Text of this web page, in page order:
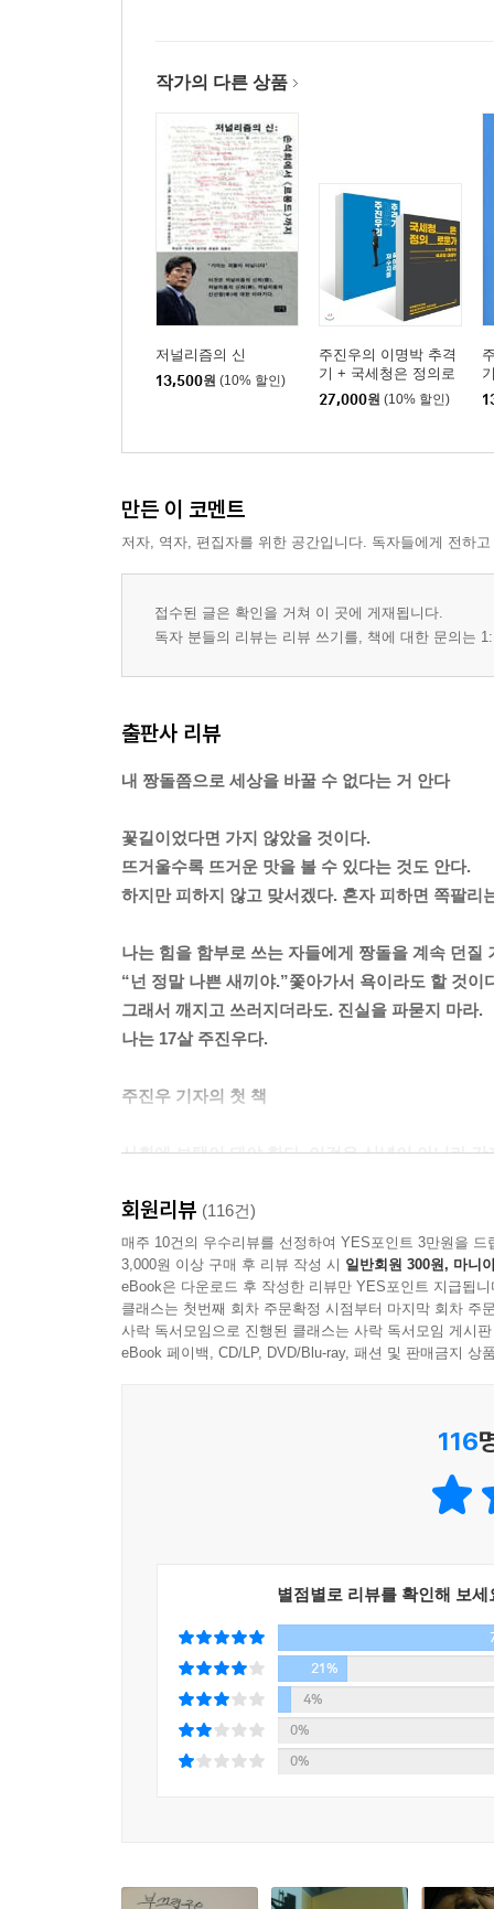
[기사] 싸움과 소송이 충만한 순복음교회
[팩트] 사탄 기자가 되다
[기사] ‘큰 주먹’을 사랑하다
[팩트] 십일조를 발명하다
[꼼꼼한 뒷얘기] 조양은 전도사, 김태촌 형제님
[기사] 정진석, 추기경이 된 진짜 이유?
[팩트] 박근혜를 사랑하는 주교들
[꼼꼼한 뒷얘기] 신부님 신부님 함세웅 신부님
[팩트] 그들은 악마였다
[팩트] 조선일보의 대한민국
[기사]시대의 목격자 PD수첩 사라지나
[기사]이명박이 경준에게 대신 감방 가라 했다
[팩트] 뉴클리어 밤, 지금은 불발탄
[기사] “이명박 이름 빼주면 구형량을 3년으로 맞춰
[팩트] 역사의 파도 하나
우리는 노무현을 아직 보내지 않았다
[기사] “아이들이 정치를 사랑하게 하리라”
[팩트] 위에서 내려 보는 자와 옆에서 바라보는 자
[꼼꼼한 뒷얘기] 목욕탕
[기사] 검찰은 항복선언 요구했다
작가의 다른 상품
저널리즘의 신
13,500원 (10% 할인)
주진우의 이명박 추격
기 + 국세청은 정의로
운가
27,000원 (10% 할인)
만든 이 코멘트
저자, 역자, 편집자를 위한 공간입니다. 독자들에게 전하
접수된 글은 확인을 거쳐 이 곳에 게재됩니다.
독자 분들의 리뷰는 리뷰 쓰기를, 책에 대한 문의는
출판사 리뷰
내 짱돌쯤으로 세상을 바꿀 수 없다는 거 안다
꽃길이었다면 가지 않았을 것이다.
뜨거울수록 뜨거운 맛을 볼 수 있다는 것도 안다.
하지만 피하지 않고 맞서겠다. 혼자 피하면 쪽팔리
나는 힘을 함부로 쓰는 자들에게 짱돌을 계속 던질
“넌 정말 나쁜 새끼야.”쫓아가서 욕이라도 할 것이
그래서 깨지고 쓰러지더라도. 진실을 파묻지 마라.
나는 17살 주진우다.
주진우 기자의 첫 책
사회에 보탬이 돼야 한다. 이것은 신념이 아니라 간
[나는 꼼수다]는 우리사회에 최소한 두 가지를 남
가능하다는 희망을. 그리고 우리 사회에 아직 ‘진짜
나꼼수에 출연하기 전까지 주진우 기자는 그쪽
대부분의 게이트, 신정아 사태, 장자연 사건, 순복
원 피부과와 이명박 대통령의 내곡동 사저 논란
이 책은 기사만으로는 알 수 없는 주진우 기자의
기울이며 고군분투해온 한 남자의 이야기이다.
어느 탐정이 쓴 정통시사 교본
《주기자》는 정통시사활극이라는 부제에 걸맞
기사를 싣고, 영화 DVD의 감독 코멘터리와 비슷
취재후기를 담았다. 기사와 ‘이것이 팩트다’를
끝을 따라가다 보면 우리 사회를 지배한 기득권
회원리뷰 (116건)
매주 10건의 우수리뷰를 선정하여 YES포인트 3만원을 드
3,000원 이상 구매 후 리뷰 작성 시 일반회원 300원, 마니
eBook은 다운로드 후 작성한 리뷰만 YES포인트 지급됩니
클래스는 첫번째 회차 주문확정 시점부터 마지막 회차 주
사락 독서모임으로 진행된 클래스는 사락 독서모임 게시
eBook 페이백, CD/LP, DVD/Blu-ray, 패션 및 판매금지 상
116
별점별로 리뷰를 확인해 보세
21%
4%
0%
0%